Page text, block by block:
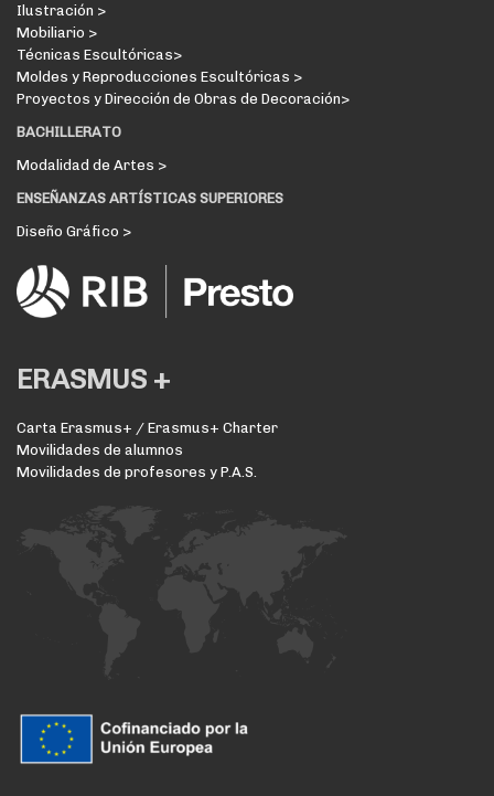
Ilustración >
Mobiliario >
Técnicas Escultóricas>
Moldes y Reproducciones Escultóricas >
Proyectos y Dirección de Obras de Decoración>
BACHILLERATO
Modalidad de Artes >
ENSEÑANZAS ARTÍSTICAS SUPERIORES
Diseño Gráfico >
ERASMUS +
Carta Erasmus+ / Erasmus+ Charter
Movilidades de alumnos
Movilidades de profesores y P.A.S.